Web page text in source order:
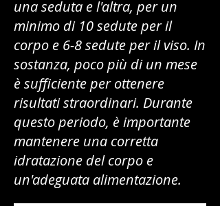
una seduta e l'altra, per un
minimo di 10 sedute per il
corpo e 6-8 sedute per il viso. In
sostanza, poco più di un mese
è sufficiente per ottenere
risultati straordinari. Durante
questo periodo, è importante
mantenere una corretta
idratazione del corpo e
un'adeguata alimentazione.